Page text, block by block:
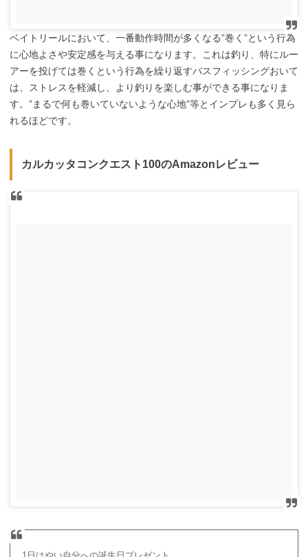
ベイトリールにおいて、一番動作時間が多くなる”巻く”という行為
に心地よさや安定感を与える事になります。これは釣り、特にルー
アーを投げては巻くという行為を繰り返すバスフィッシングおいて
は、ストレスを軽減し、より釣りを楽しむ事ができる事になりま
す。”まるで何も巻いていないような心地”等とインプレも多く見ら
れるほどです。
カルカッタコンクエスト100のAmazonレビュー